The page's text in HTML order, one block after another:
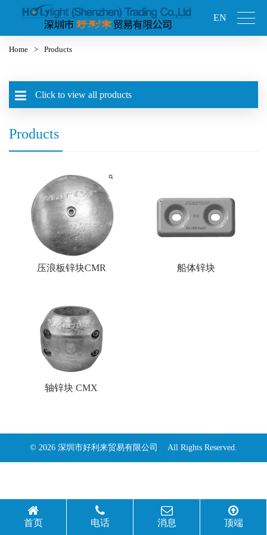
EN
Home > Products
Click to view all products
Products
压浪板锌块CMR 船体锌块
轴锌块 CMX
© 2026 深圳市好利来贸易有限公司 All Rights Reserved.
首页 电话 消息 顶端